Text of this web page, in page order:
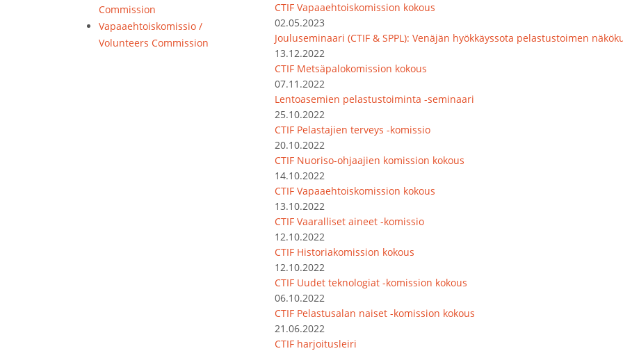
Commission
Vapaaehtoiskomissio /
Volunteers Commission
CTIF Vapaaehtoiskomission kokous
02.05.2023
Jouluseminaari (CTIF & SPPL): Venäjän hyökkäyssota pelastustoimen
13.12.2022
CTIF Metsäpalokomission kokous
07.11.2022
Lentoasemien pelastustoiminta -seminaari
25.10.2022
CTIF Pelastajien terveys -komissio
20.10.2022
CTIF Nuoriso-ohjaajien komission kokous
14.10.2022
CTIF Vapaaehtoiskomission kokous
13.10.2022
CTIF Vaaralliset aineet -komissio
12.10.2022
CTIF Historiakomission kokous
12.10.2022
CTIF Uudet teknologiat -komission kokous
06.10.2022
CTIF Pelastusalan naiset -komission kokous
21.06.2022
CTIF harjoitusleiri